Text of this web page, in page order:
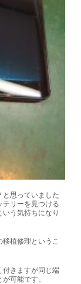
と思っていました
テリーを見つける
う気持ちになり
植修理というこ
付きますが同じ端
可能です。